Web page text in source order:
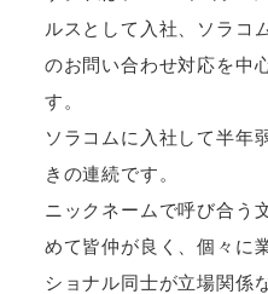
ルスとして入社、ソラコ
のお問い合わせ対応を中
す。
ソラコムに入社して半年
きの連続です。
ニックネームで呼び合う
めて皆仲が良く、個々に
ショナル同士が立場関係